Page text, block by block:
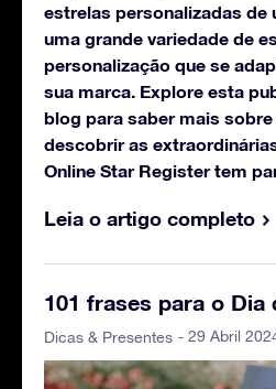
estrelas personalizadas de
uma grande variedade de
personalização que se
sua marca. Explore esta
blog para saber mais
descobrir as
Online Star Register tem
Leia o artigo completo
101 frases para o Dia
Dicas & Presentes - 29 Abril